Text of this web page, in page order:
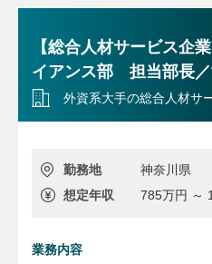
・業務の進捗管理およびアサ
・チーム運営・業務改善の推進
【総合人材サービス企
イアンス部 担当部長
外資系大手の総合人材サ
勤務地
神奈川県
想定年収
785万円 ～
業務内容